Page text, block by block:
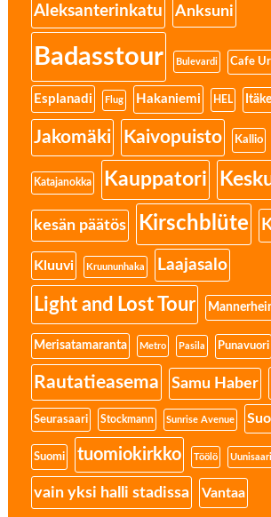
Aleksanterinkatu Anksuni
Badasstour Bulevardi Cafe
Esplanadi Flug Hakaniemi HEL
Jakomäki Kaivopuisto Kallio
Katajanokka Kauppatori
kesän päätös Kirschblüte
Kluuvi Kruununhaka Laajasalo
Light and Lost Tour
Merisatamaranta Metro Pasila Punavuori
Rautatieasema Samu Haber
Seurasaari Stockmann Sunrise Avenue
Suomi tuomiokirkko Töölö Uunisaari
vain yksi halli stadissa Vantaa